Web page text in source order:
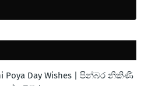
Poya Day Wishes | පින්බර නිකිණි